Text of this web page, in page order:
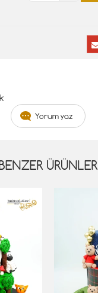
Yorum yaz
ÜRÜNLER